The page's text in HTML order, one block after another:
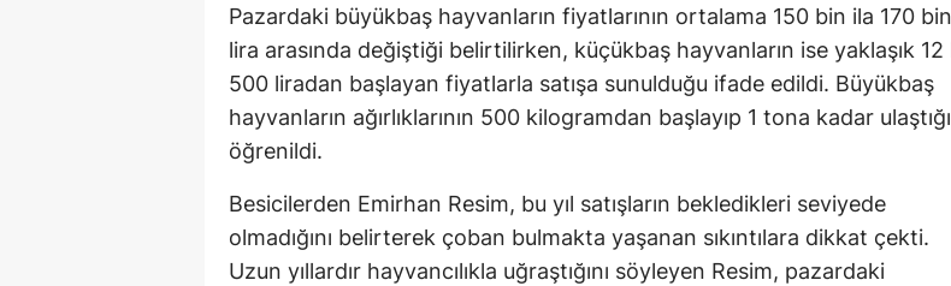
Pazardaki büyükbaş hayvanların fiyatlarının ortalama 150 bin ila 170 bin
lira arasında değiştiği belirtilirken, küçükbaş hayvanların ise yaklaşık 12
500 liradan başlayan fiyatlarla satışa sunulduğu ifade edildi. Büyükbaş
hayvanların ağırlıklarının 500 kilogramdan başlayıp 1 tona kadar ulaştığı
öğrenildi.
Besicilerden Emirhan Resim, bu yıl satışların bekledikleri seviyede
olmadığını belirterek çoban bulmakta yaşanan sıkıntılara dikkat çekti.
Uzun yıllardır hayvancılıkla uğraştığını söyleyen Resim, pazardaki